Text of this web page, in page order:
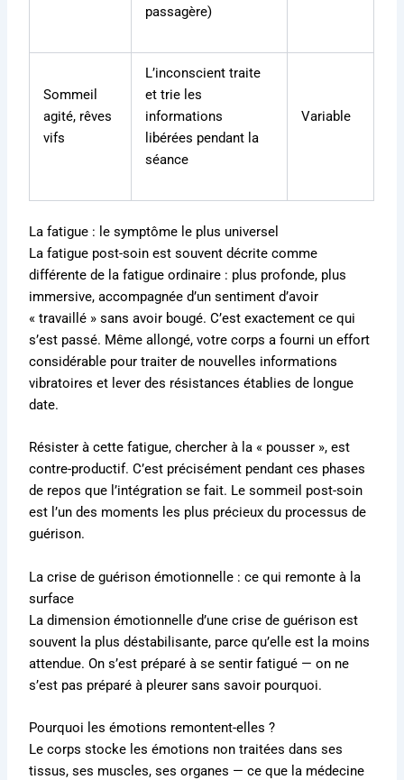
passagère)
Sommeil
agité, rêves
vifs
L’inconscient traite
et trie les
informations
libérées pendant la
séance
Variable
La fatigue : le symptôme le plus universel
La fatigue post-soin est souvent décrite comme
différente de la fatigue ordinaire : plus profonde, plus
immersive, accompagnée d’un sentiment d’avoir
« travaillé » sans avoir bougé. C’est exactement ce qui
s’est passé. Même allongé, votre corps a fourni un effort
considérable pour traiter de nouvelles informations
vibratoires et lever des résistances établies de longue
date.
Résister à cette fatigue, chercher à la « pousser », est
contre-productif. C’est précisément pendant ces phases
de repos que l’intégration se fait. Le sommeil post-soin
est l’un des moments les plus précieux du processus de
guérison.
La crise de guérison émotionnelle : ce qui remonte à la
surface
La dimension émotionnelle d’une crise de guérison est
souvent la plus déstabilisante, parce qu’elle est la moins
attendue. On s’est préparé à se sentir fatigué — on ne
s’est pas préparé à pleurer sans savoir pourquoi.
Pourquoi les émotions remontent-elles ?
Le corps stocke les émotions non traitées dans ses
tissus, ses muscles, ses organes — ce que la médecine